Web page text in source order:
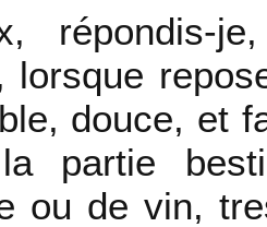
répondis-
lorsque
douce, et
partie
ou de vin,